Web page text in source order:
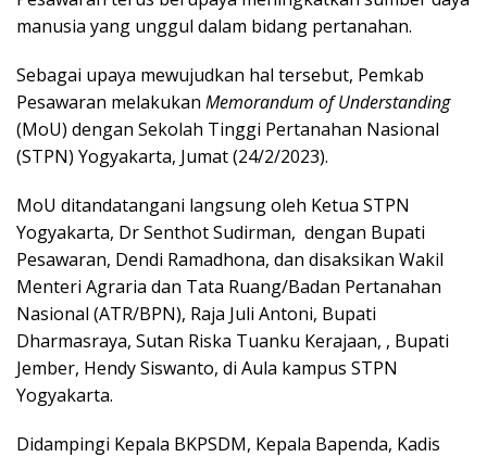
manusia yang unggul dalam bidang pertanahan.
Sebagai upaya mewujudkan hal tersebut, Pemkab
Pesawaran melakukan Memorandum of Understanding
(MoU) dengan Sekolah Tinggi Pertanahan Nasional
(STPN) Yogyakarta, Jumat (24/2/2023).
MoU ditandatangani langsung oleh Ketua STPN
Yogyakarta, Dr Senthot Sudirman, dengan Bupati
Pesawaran, Dendi Ramadhona, dan disaksikan Wakil
Menteri Agraria dan Tata Ruang/Badan Pertanahan
Nasional (ATR/BPN), Raja Juli Antoni, Bupati
Dharmasraya, Sutan Riska Tuanku Kerajaan, , Bupati
Jember, Hendy Siswanto, di Aula kampus STPN
Yogyakarta.
Didampingi Kepala BKPSDM, Kepala Bapenda, Kadis